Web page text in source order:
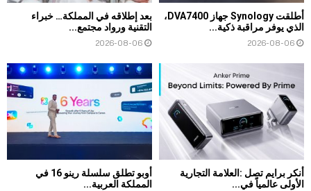
أطلقت Synology جهاز DVA7400،
الذي يوفر مراقبة ذكية...
2026-08-06
بعد إطلاقه في المملكة… خبراء
التقنية ورواد مجتمع...
2026-08-06
أنكر برايم تصل :العلامة التجارية
الأولى عالمياً في...
أوبو تطلق سلسلة رينو 16 في
المملكة العربية...